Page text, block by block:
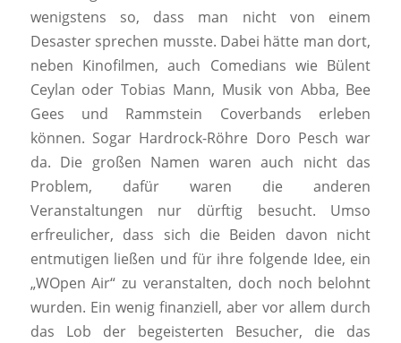
wenigstens so, dass man nicht von einem
Desaster sprechen musste. Dabei hätte man dort,
neben Kinofilmen, auch Comedians wie Bülent
Ceylan oder Tobias Mann, Musik von Abba, Bee
Gees und Rammstein Coverbands erleben
können. Sogar Hardrock-Röhre Doro Pesch war
da. Die großen Namen waren auch nicht das
Problem, dafür waren die anderen
Veranstaltungen nur dürftig besucht. Umso
erfreulicher, dass sich die Beiden davon nicht
entmutigen ließen und für ihre folgende Idee, ein
„WOpen Air“ zu veranstalten, doch noch belohnt
wurden. Ein wenig finanziell, aber vor allem durch
das Lob der begeisterten Besucher, die das